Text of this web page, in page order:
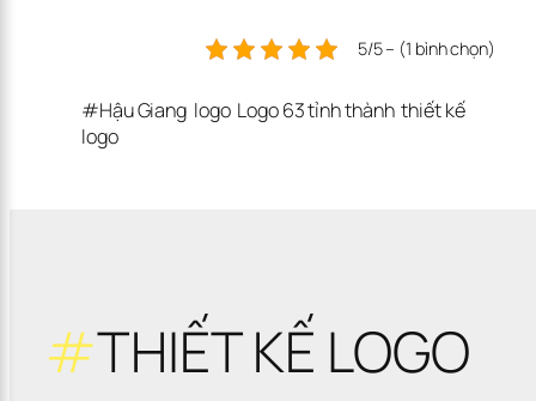
5/5 – (1 bình chọn)
#Hậu Giang logo Logo 63 tỉnh thành thiết kế
logo
#THIẾT KẾ LOGO